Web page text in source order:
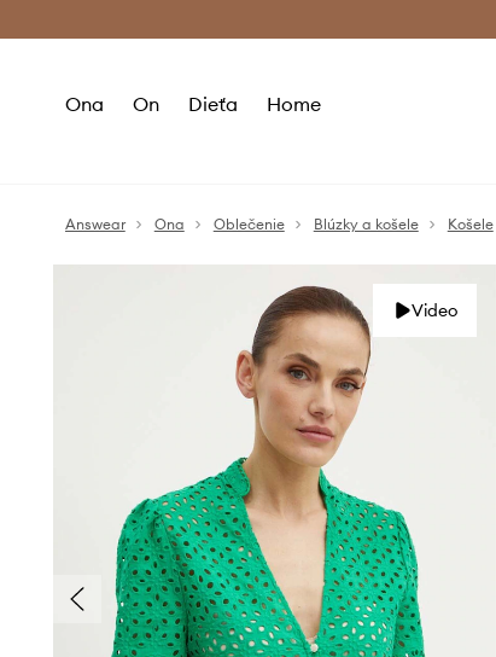
Ona On Dieťa Home
Answear Ona Oblečenie Blúzky a košele Košele
Video